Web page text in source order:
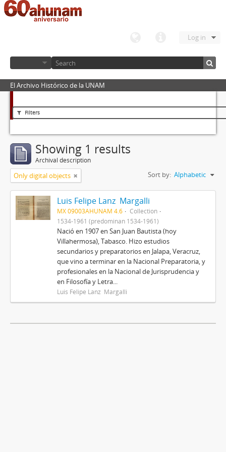
Log in
El Archivo Histórico de la UNAM
Filters
Showing 1 results
Archival description
Only digital objects Sort by: Alphabetic
Luis Felipe Lanz Margalli
MX 09003AHUNAM 4.6
Collection
1534-1961 (predominan 1534-1961)
Nació en 1907 en San Juan Bautista (hoy
Villahermosa), Tabasco. Hizo estudios
secundarios y preparatorios en Jalapa, Veracruz,
que vino a terminar en la Nacional Preparatoria, y
profesionales en la Nacional de Jurisprudencia y
en Filosofía y Letra...
Luis Felipe Lanz Margalli